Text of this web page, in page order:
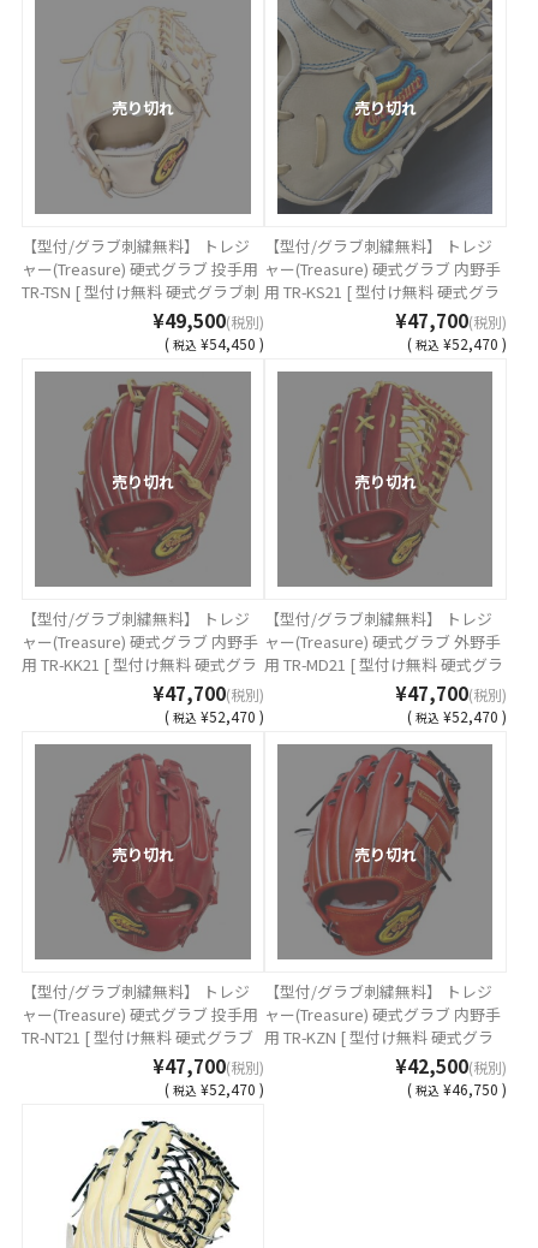
売り切れ
【型付/グラブ刺繍無料】 トレジ
ャー(Treasure) 硬式グラブ 投手用
TR-TSN [ 型付け無料 硬式グラブ刺
繍2ヶ所無料(単色のみ)※縁取り・
影付きの場合、1ヶ所+3300円(税
¥49,500(税別)
( 税込 ¥54,450 )
売り切れ
【型付/グラブ刺繍無料】 トレジ
ャー(Treasure) 硬式グラブ 内野手
用 TR-KS21 [ 型付け無料 硬式グラ
ブ刺繍2ヶ所無料(単色のみ)※縁取
り・影付きの場合、1ヶ所+3300円
¥47,700(税別)
( 税込 ¥52,470 )
売り切れ
【型付/グラブ刺繍無料】 トレジ
ャー(Treasure) 硬式グラブ 内野手
用 TR-KK21 [ 型付け無料 硬式グラ
ブ刺繍2ヶ所無料(単色のみ)※縁取
り・影付きの場合、1ヶ所+3300円
¥47,700(税別)
( 税込 ¥52,470 )
売り切れ
【型付/グラブ刺繍無料】 トレジ
ャー(Treasure) 硬式グラブ 外野手
用 TR-MD21 [ 型付け無料 硬式グラ
ブ刺繍2ヶ所無料(単色のみ)※縁取
り・影付きの場合、1ヶ所+3300円
¥47,700(税別)
( 税込 ¥52,470 )
売り切れ
【型付/グラブ刺繍無料】 トレジ
ャー(Treasure) 硬式グラブ 投手用
TR-NT21 [ 型付け無料 硬式グラブ
刺繍2ヶ所無料(単色のみ)※縁取
り・影付きの場合、1ヶ所+3300円
¥47,700(税別)
( 税込 ¥52,470 )
売り切れ
【型付/グラブ刺繍無料】 トレジ
ャー(Treasure) 硬式グラブ 内野手
用 TR-KZN [ 型付け無料 硬式グラ
ブ刺繍2ヶ所無料(単色のみ)※縁取
り・影付きの場合、1ヶ所+3300円
¥42,500(税別)
( 税込 ¥46,750 )